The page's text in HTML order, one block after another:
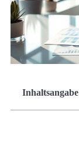
Inhaltsangabe